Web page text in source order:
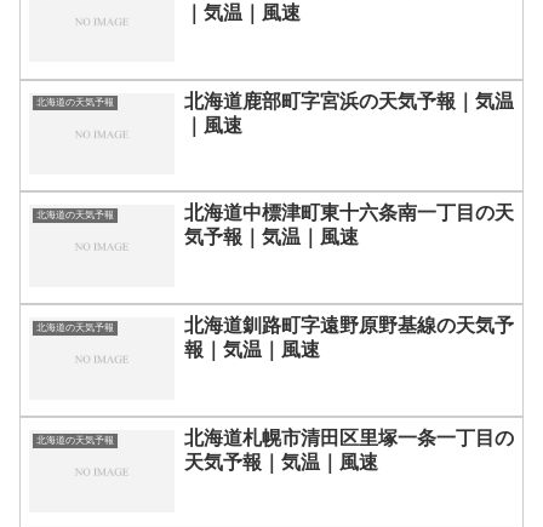
｜気温｜風速
北海道の天気予報
北海道鹿部町字宮浜の天気予報｜気温
｜風速
北海道の天気予報
北海道中標津町東十六条南一丁目の天
気予報｜気温｜風速
北海道の天気予報
北海道釧路町字遠野原野基線の天気予
報｜気温｜風速
北海道の天気予報
北海道札幌市清田区里塚一条一丁目の
天気予報｜気温｜風速